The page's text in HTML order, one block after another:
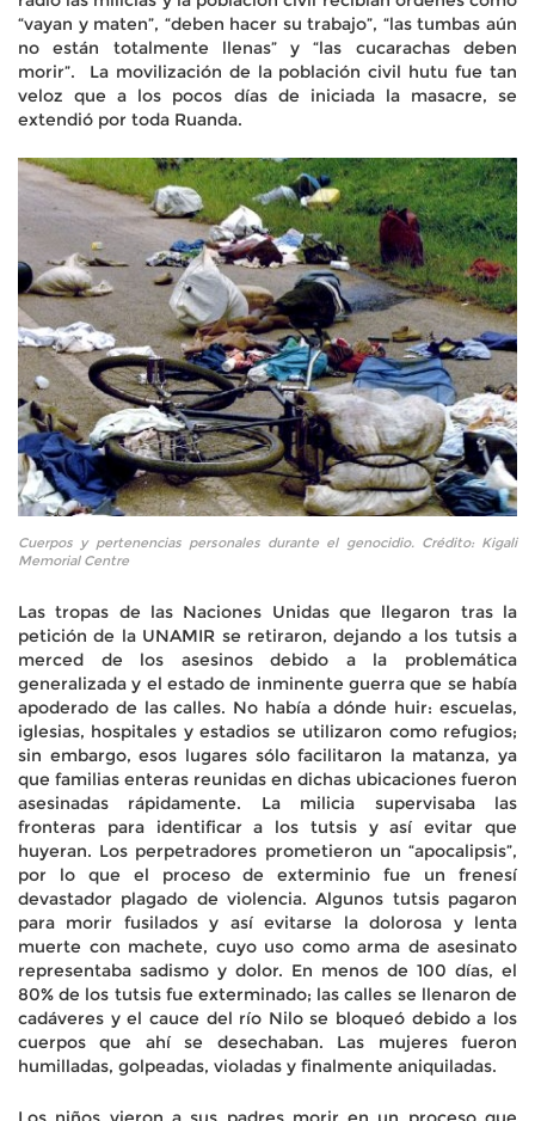
“vayan y maten”, “deben hacer su trabajo”, “las tumbas aún
no están totalmente llenas” y “las cucarachas deben
morir”. La movilización de la población civil hutu fue tan
veloz que a los pocos días de iniciada la masacre, se
extendió por toda Ruanda.
Cuerpos y pertenencias personales durante el genocidio. Crédito: Kigali
Memorial Centre
Las tropas de las Naciones Unidas que llegaron tras la
petición de la UNAMIR se retiraron, dejando a los tutsis a
merced de los asesinos debido a la problemática
generalizada y el estado de inminente guerra que se había
apoderado de las calles. No había a dónde huir: escuelas,
iglesias, hospitales y estadios se utilizaron como refugios;
sin embargo, esos lugares sólo facilitaron la matanza, ya
que familias enteras reunidas en dichas ubicaciones fueron
asesinadas rápidamente. La milicia supervisaba las
fronteras para identificar a los tutsis y así evitar que
huyeran. Los perpetradores prometieron un “apocalipsis”,
por lo que el proceso de exterminio fue un frenesí
devastador plagado de violencia. Algunos tutsis pagaron
para morir fusilados y así evitarse la dolorosa y lenta
muerte con machete, cuyo uso como arma de asesinato
representaba sadismo y dolor. En menos de 100 días, el
80% de los tutsis fue exterminado; las calles se llenaron de
cadáveres y el cauce del río Nilo se bloqueó debido a los
cuerpos que ahí se desechaban. Las mujeres fueron
humilladas, golpeadas, violadas y finalmente aniquiladas.